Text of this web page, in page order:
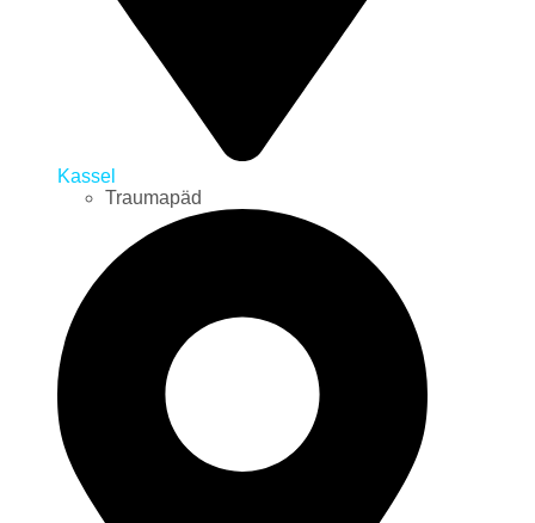
Kassel
Traumapäd